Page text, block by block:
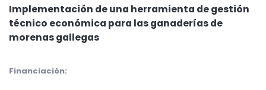
Implementación de una herramienta de gestión
técnico económica para las ganaderías de
morenas gallegas
Financiación: